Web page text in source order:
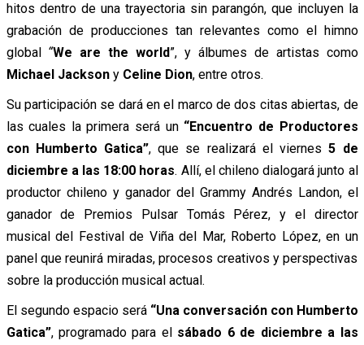
hitos dentro de una trayectoria sin parangón, que incluyen la
grabación de producciones tan relevantes como el himno
global “We are the world”, y álbumes de artistas como
Michael Jacksony Celine Dion, entre otros.
Su participación se dará en el marco de dos citas abiertas, de
las cuales la primera será un “Encuentro de Productores
con Humberto Gatica”, que se realizará el viernes5 de
diciembre a las 18:00 horas. Allí, el chileno dialogará junto al
productor chileno y ganador del Grammy Andrés Landon, el
ganador de Premios Pulsar Tomás Pérez, y el director
musical del Festival de Viña del Mar, Roberto López, en un
panel que reunirá miradas, procesos creativos y perspectivas
sobre la producción musical actual.
El segundo espacio será “Una conversación con Humberto
Gatica”, programado para el sábado 6 de diciembre a las